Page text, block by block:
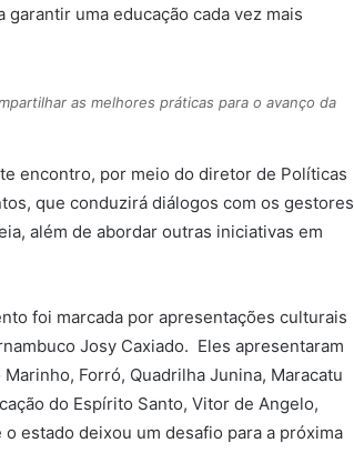
uma educação cada vez mais
as melhores práticas para o avanço da
encontro, por meio do diretor de Políticas
que conduzirá diálogos com os gestores
além de abordar outras iniciativas em
foi marcada por apresentações culturais
Josy Caxiado. Eles apresentaram
Forró, Quadrilha Junina, Maracatu
do Espírito Santo, Vitor de Angelo,
estado deixou um desafio para a próxima